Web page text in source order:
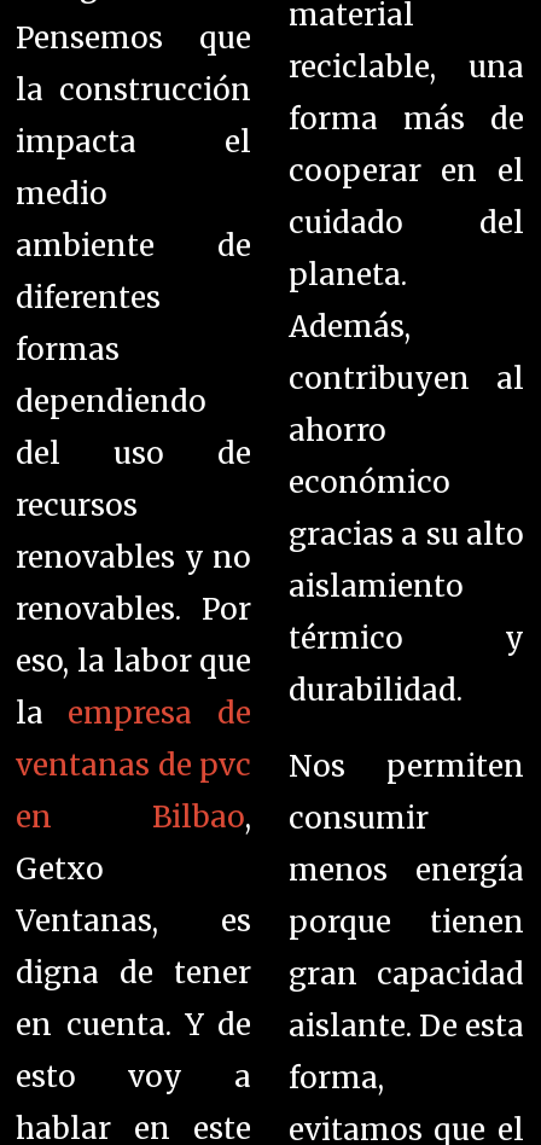
Pensemos que
la construcción
impacta el
medio
ambiente de
diferentes
formas
dependiendo
del uso de
recursos
renovables y no
renovables. Por
eso, la labor que
la empresa de
ventanas de pvc
en Bilbao,
Getxo
Ventanas, es
digna de tener
en cuenta. Y de
esto voy a
hablar en este
material
reciclable, una
forma más de
cooperar en el
cuidado del
planeta.
Además,
contribuyen al
ahorro
económico
gracias a su alto
aislamiento
térmico y
durabilidad.
Nos permiten
consumir
menos energía
porque tienen
gran capacidad
aislante. De esta
forma,
evitamos que el